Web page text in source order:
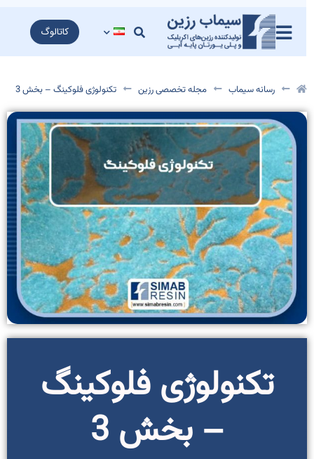
کاتالوگ
رسانه سیماب مجله تخصصی رزین تکنولوژی فلوکینگ – بخش 3
تکنولوژی فلوکینگ
– بخش 3